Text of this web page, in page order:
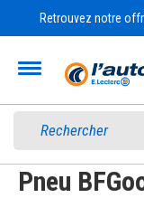
Retrouvez notre
Pneu